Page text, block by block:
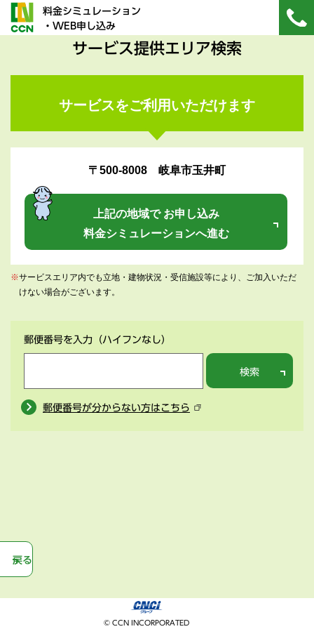
料金シミュレーション
・WEB申し込み
サービス提供エリア検索
サービスをご利用いただけます
〒500-8008 岐阜市玉井町
上記の地域で お申し込み
料金シミュレーションへ進む
※サービスエリア内でも立地・建物状況・受信施設等により、ご加入いただ
けない場合がございます。
郵便番号を入力 （ハイフンなし）
検索
郵便番号が分からない方はこちら
戻る
© CCN INCORPORATED